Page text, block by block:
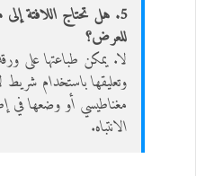
5. هل تحتاج اللافتة
للعرض؟
وتعليقها باستخدام
مغناطيسي أو وضعها في
الانتباه.